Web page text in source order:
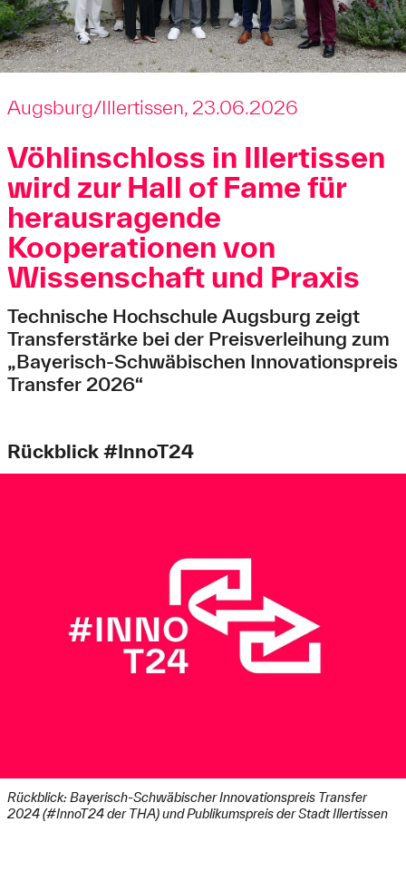
Augsburg/Illertissen, 23.06.2026
Vöhlinschloss in Illertissen
wird zur Hall of Fame für
herausragende
Kooperationen von
Wissenschaft und Praxis
Technische Hochschule Augsburg zeigt
Transferstärke bei der Preisverleihung zum
„Bayerisch-Schwäbischen Innovationspreis
Transfer 2026“
Rückblick #InnoT24
Rückblick: Bayerisch-Schwäbischer Innovationspreis Transfer
2024 (#InnoT24 der THA) und Publikumspreis der Stadt Illertissen